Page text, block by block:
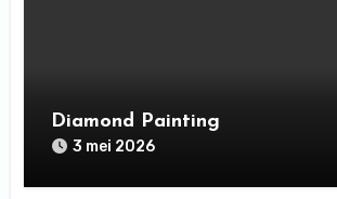
Diamond Painting
3 mei 2026